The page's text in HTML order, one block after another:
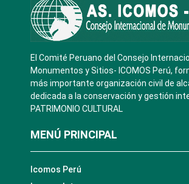
El Comité Peruano del Consejo
Monumentos y Sitios- ICOMOS Perú,
más importante organización civil de
dedicada a la conservación y gestión
PATRIMONIO CULTURAL
MENÚ PRINCIPAL
Icomos Perú